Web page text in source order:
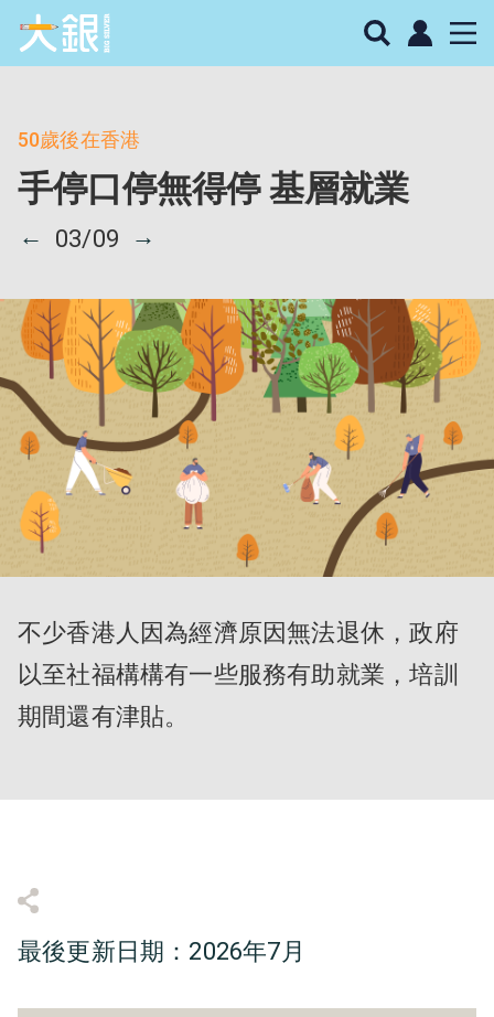
50歲後在香港
手停口停無得停 基層就業
← 03/09 →
不少香港人因為經濟原因無法退休，政府
以至社福構構有一些服務有助就業，培訓
期間還有津貼。
最後更新日期：2026年7月